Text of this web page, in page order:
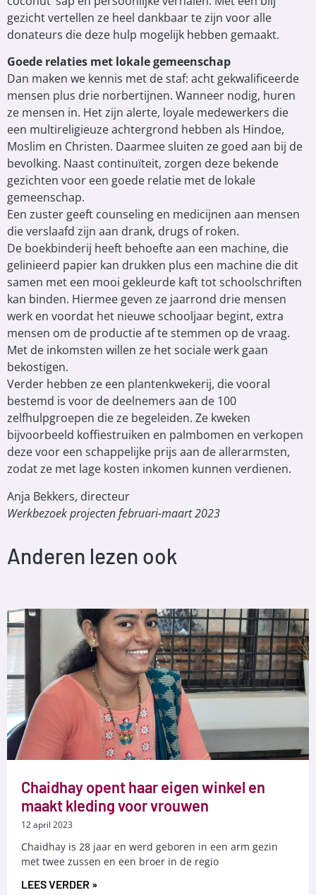
gezicht vertellen ze heel dankbaar te zijn voor alle
donateurs die deze hulp mogelijk hebben gemaakt.
Goede relaties met lokale gemeenschap
Dan maken we kennis met de staf: acht gekwalificeerde
mensen plus drie norbertijnen. Wanneer nodig, huren
ze mensen in. Het zijn alerte, loyale medewerkers die
een multireligieuze achtergrond hebben als Hindoe,
Moslim en Christen. Daarmee sluiten ze goed aan bij de
bevolking. Naast continuïteit, zorgen deze bekende
gezichten voor een goede relatie met de lokale
gemeenschap.
Een zuster geeft counseling en medicijnen aan mensen
die verslaafd zijn aan drank, drugs of roken.
De boekbinderij heeft behoefte aan een machine, die
gelinieerd papier kan drukken plus een machine die dit
samen met een mooi gekleurde kaft tot schoolschriften
kan binden. Hiermee geven ze jaarrond drie mensen
werk en voordat het nieuwe schooljaar begint, extra
mensen om de productie af te stemmen op de vraag.
Met de inkomsten willen ze het sociale werk gaan
bekostigen.
Verder hebben ze een plantenkwekerij, die vooral
bestemd is voor de deelnemers aan de 100
zelfhulpgroepen die ze begeleiden. Ze kweken
bijvoorbeeld koffiestruiken en palmbomen en verkopen
deze voor een schappelijke prijs aan de allerarmsten,
zodat ze met lage kosten inkomen kunnen verdienen.
Anja Bekkers, directeur
Werkbezoek projecten februari-maart 2023
Anderen lezen ook
Chaidhay opent haar eigen winkel en
maakt kleding voor vrouwen
12 april 2023
Chaidhay is 28 jaar en werd geboren in een arm gezin
met twee zussen en een broer in de regio
LEES VERDER »